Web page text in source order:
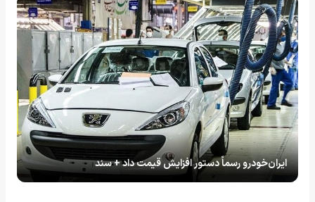
ایران‌خودرو رسماً دستور افزایش قیمت داد + سند